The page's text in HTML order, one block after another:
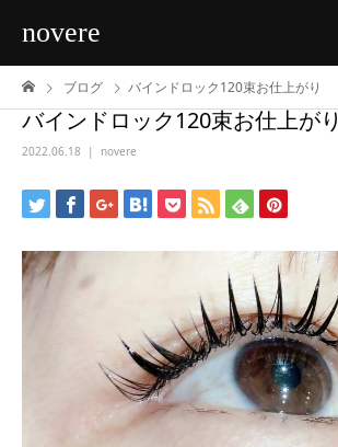
novere
ブログ バインドロック120束お仕上がり
バインドロック120束お仕上がり
2022.06.18 novere